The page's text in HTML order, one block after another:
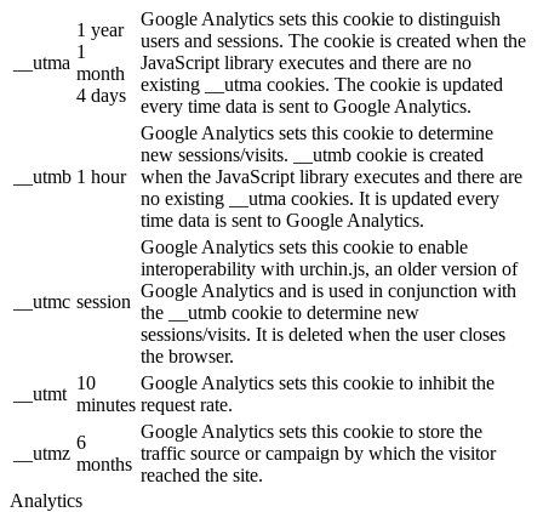
__utma
1 year
1
month
4 days
Google Analytics sets this cookie to distinguish
users and sessions. The cookie is created when the
JavaScript library executes and there are no
existing __utma cookies. The cookie is updated
every time data is sent to Google Analytics.
__utmb 1 hour
Google Analytics sets this cookie to determine
new sessions/visits. __utmb cookie is created
when the JavaScript library executes and there are
no existing __utma cookies. It is updated every
time data is sent to Google Analytics.
__utmc session
Google Analytics sets this cookie to enable
interoperability with urchin.js, an older version of
Google Analytics and is used in conjunction with
the __utmb cookie to determine new
sessions/visits. It is deleted when the user closes
the browser.
__utmt
10
minutes
Google Analytics sets this cookie to inhibit the
request rate.
__utmz
6
months
Google Analytics sets this cookie to store the
traffic source or campaign by which the visitor
reached the site.
Analytics